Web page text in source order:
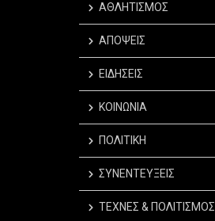
ΑΘΛΗΤΙΣΜΟΣ
ΑΠΟΨΕΙΣ
ΕΙΔΗΣΕΙΣ
ΚΟΙΝΩΝΙΑ
ΠΟΛΙΤΙΚΗ
ΣΥΝΕΝΤΕΥΞΕΙΣ
ΤΕΧΝΕΣ & ΠΟΛΙΤΙΣΜΟΣ